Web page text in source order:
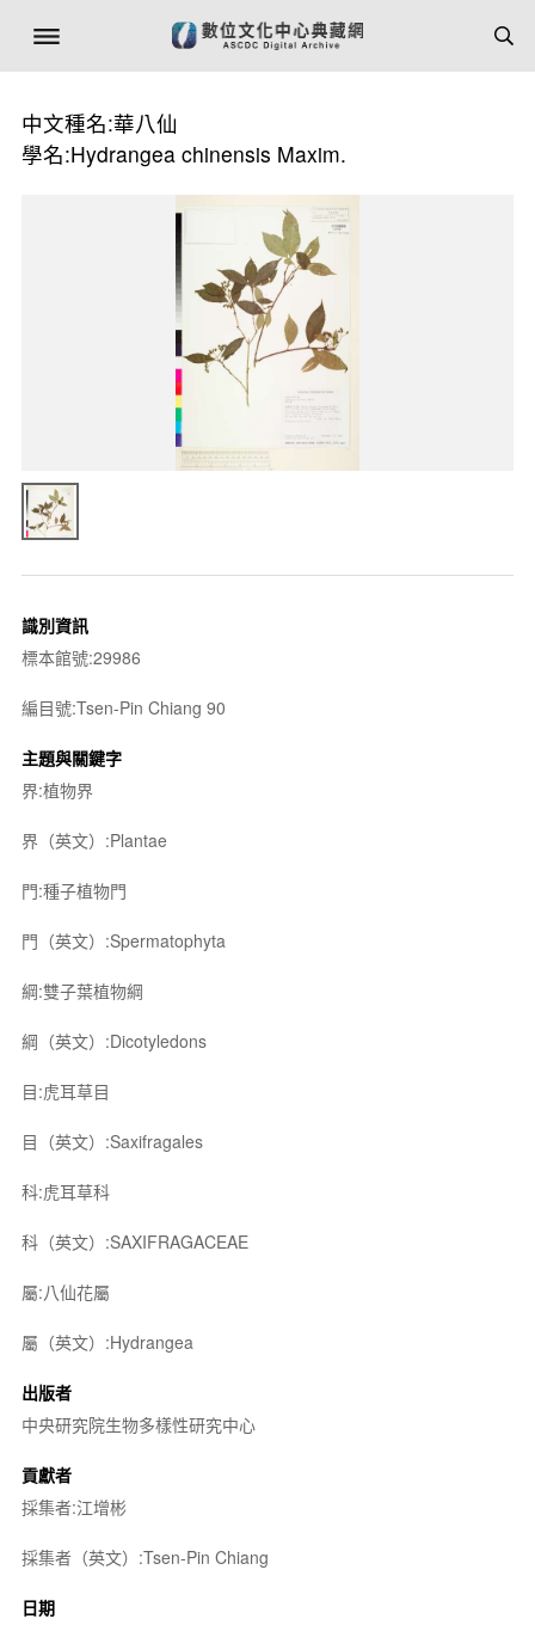
中文種名:華八仙
學名:Hydrangea chinensis Maxim.
識別資訊
標本館號:29986
編目號:Tsen-Pin Chiang 90
主題與關鍵字
界:植物界
界（英文）:Plantae
門:種子植物門
門（英文）:Spermatophyta
綱:雙子葉植物綱
綱（英文）:Dicotyledons
目:虎耳草目
目（英文）:Saxifragales
科:虎耳草科
科（英文）:SAXIFRAGACEAE
屬:八仙花屬
屬（英文）:Hydrangea
出版者
中央研究院生物多樣性研究中心
貢獻者
採集者:江增彬
採集者（英文）:Tsen-Pin Chiang
日期